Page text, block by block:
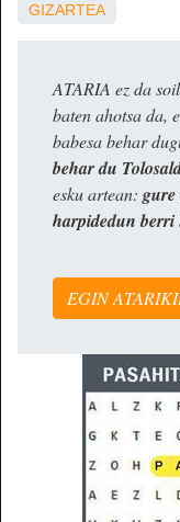
GIZARTEA
ATARIA ez da
baten ahotsa da,
babesa behar
behar du
esku artean: gure
harpidedun berri
EGIN